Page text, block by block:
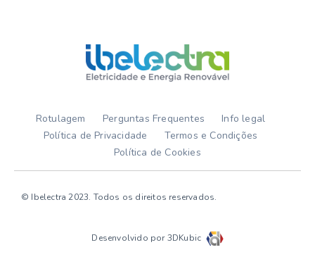
Rotulagem Perguntas Frequentes
Info legal
Política de Privacidade
Termos e Condições
Política de Cookies
© Ibelectra 2023. Todos os direitos reservados.
Desenvolvido por 3DKubic